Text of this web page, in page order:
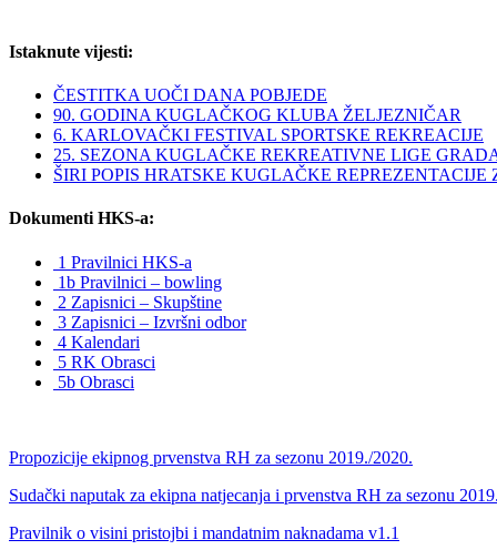
Istaknute vijesti:
ČESTITKA UOČI DANA POBJEDE
90. GODINA KUGLAČKOG KLUBA ŽELJEZNIČAR
6. KARLOVAČKI FESTIVAL SPORTSKE REKREACIJE
25. SEZONA KUGLAČKE REKREATIVNE LIGE
ŠIRI POPIS HRATSKE KUGLAČKE REPREZENTACIJE
Dokumenti HKS-a:
1 Pravilnici HKS-a
1b Pravilnici – bowling
2 Zapisnici – Skupštine
3 Zapisnici – Izvršni odbor
4 Kalendari
5 RK Obrasci
5b Obrasci
Propozicije ekipnog prvenstva RH za sezonu 2019./2020.
Sudački naputak za ekipna natjecanja i prvenstva RH za sezonu
Pravilnik o visini pristojbi i mandatnim naknadama v1.1